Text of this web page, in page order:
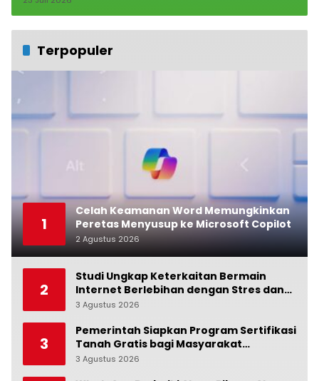
Terpopuler
1
Celah Keamanan Word Memungkinkan
Peretas Menyusup ke Microsoft Copilot
2 Agustus 2026
2
Studi Ungkap Keterkaitan Bermain
Internet Berlebihan dengan Stres dan
Suasana Hati
3 Agustus 2026
3
Pemerintah Siapkan Program Sertifikasi
Tanah Gratis bagi Masyarakat
Berpenghasilan Rendah
3 Agustus 2026